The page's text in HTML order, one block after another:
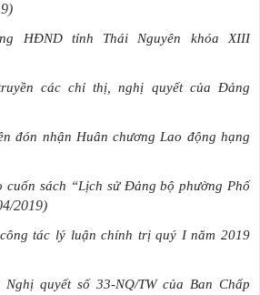
HĐND tỉnh Thái Nguyên khóa XIII
các chỉ thị, nghị quyết của Đảng
đón nhận Huân chương Lao động hạng
cuốn sách “Lịch sử Đảng bộ phường Phố
2019)
tác lý luận chính trị quý I năm 2019
quyết số 33-NQ/TW của Ban Chấp